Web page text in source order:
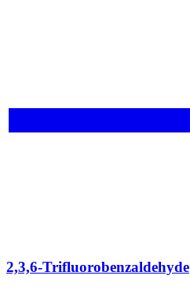
2,3,6-Trifluorobenzaldehyde